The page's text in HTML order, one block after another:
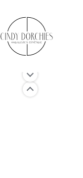
contenu